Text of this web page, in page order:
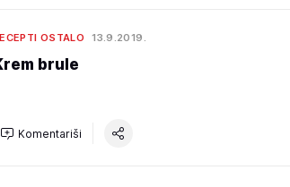
OSTALO 13.9.2019.
brule
Komentariši